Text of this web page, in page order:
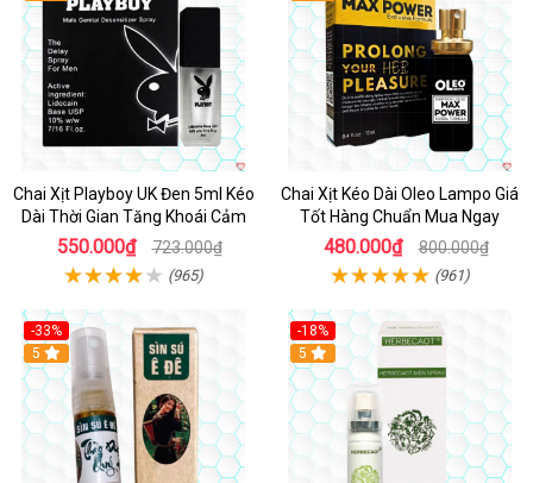
Chai Xịt Playboy UK Đen 5ml Kéo
Dài Thời Gian Tăng Khoái Cảm
550.000₫ 723.000₫
(965)
Chai Xịt Kéo Dài Oleo Lampo Giá
Tốt Hàng Chuẩn Mua Ngay
480.000₫ 800.000₫
(961)
-33%
5
-18%
5